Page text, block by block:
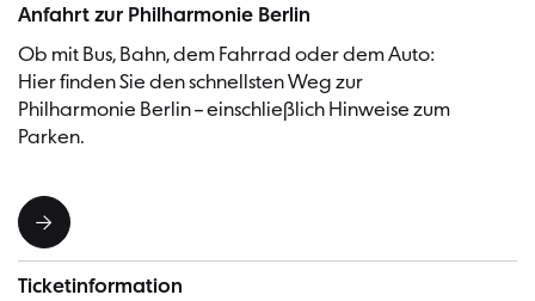
Anfahrt zur Philharmonie Berlin
Ob mit Bus, Bahn, dem Fahrrad oder dem Auto:
Hier finden Sie den schnellsten Weg zur
Philharmonie Berlin – einschließlich Hinweise zum
Parken.
Ticketinformation